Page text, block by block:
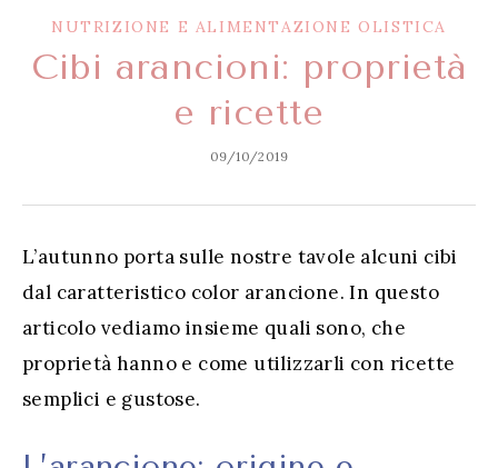
NUTRIZIONE E ALIMENTAZIONE OLISTICA
Cibi arancioni: proprietà
e ricette
09/10/2019
L’autunno porta sulle nostre tavole alcuni cibi
dal caratteristico color arancione. In questo
articolo vediamo insieme quali sono, che
proprietà hanno e come utilizzarli con ricette
semplici e gustose.